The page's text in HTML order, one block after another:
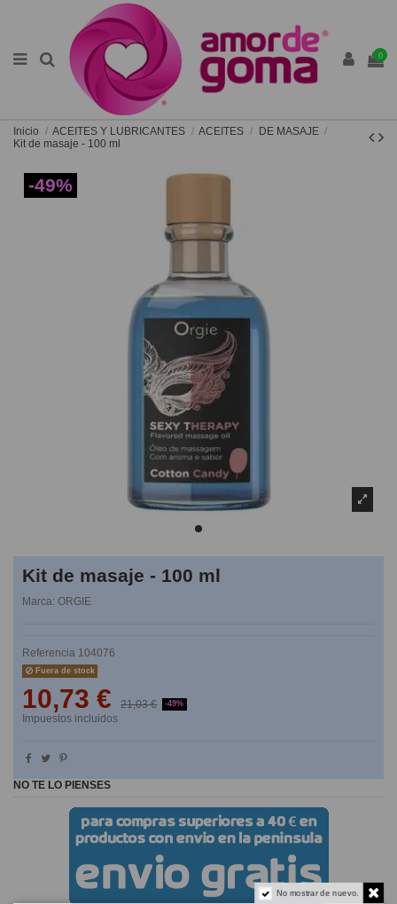
0
Inicio ACEITES Y LUBRICANTES ACEITES
DE MASAJE
Kit de masaje - 100 ml
-49%
Kit de masaje - 100 ml
Marca: ORGIE
Referencia 104076
Fuera de stock
10,73 € 21,03 € -49%
Impuestos incluidos
NO TE LO PIENSES
No mostrar de nuevo.